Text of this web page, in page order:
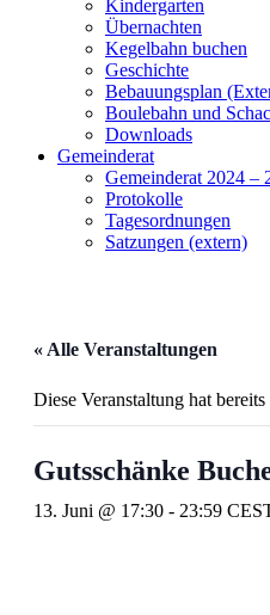
Kindergarten
Übernachten
Kegelbahn buchen
Geschichte
Bebauungsplan
Boulebahn und
Downloads
Gemeinderat
Gemeinderat 2024 –
Protokolle
Tagesordnungen
Satzungen (extern)
« Alle Veranstaltungen
Diese Veranstaltung hat
Gutsschänke
13. Juni @ 17:30 - 23:59